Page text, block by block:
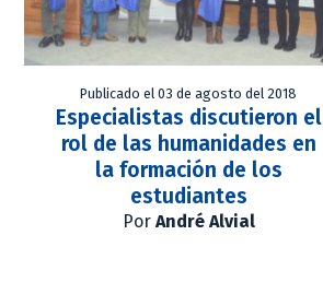
Publicado el 03 de agosto del 2018
Especialistas discutieron el
rol de las humanidades en
la formación de los
estudiantes
Por André Alvial